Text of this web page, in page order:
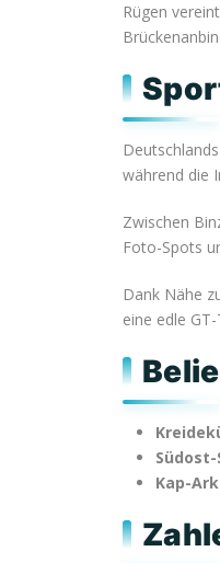
Rügen
während die
Zwischen
Foto-Spots
Dank Nähe
eine edle
Kap-